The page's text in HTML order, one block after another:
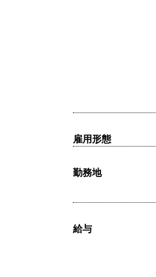
雇用形態
勤務地
給与